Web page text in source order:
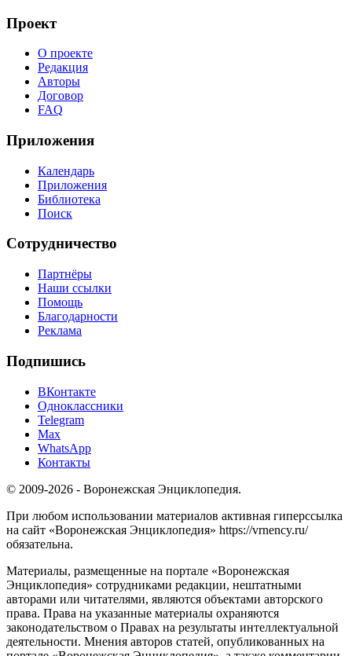
Проект
О проекте
Редакция
Авторы
Договор
FAQ
Приложения
Календарь
Приложения
Библиотека
Поиск
Сотрудничество
Партнёры
Наши ссылки
Помощь
Благодарности
Реклама
Подпишись
ВКонтакте
Одноклассники
Telegram
Max
WhatsApp
Контакты
© 2009-2026 - Воронежская Энциклопедия.
При любом использовании материалов активная гиперссылка
на сайт «Воронежская Энциклопедия» https://vrnency.ru/
обязательна.
Материалы, размещенные на портале «Воронежская
Энциклопедия» сотрудниками редакции, нештатными
авторами или читателями, являются объектами авторского
права. Права на указанные материалы охраняются
законодательством о Правах на результаты интеллектуальной
деятельности. Мнения авторов статей, опубликованных на